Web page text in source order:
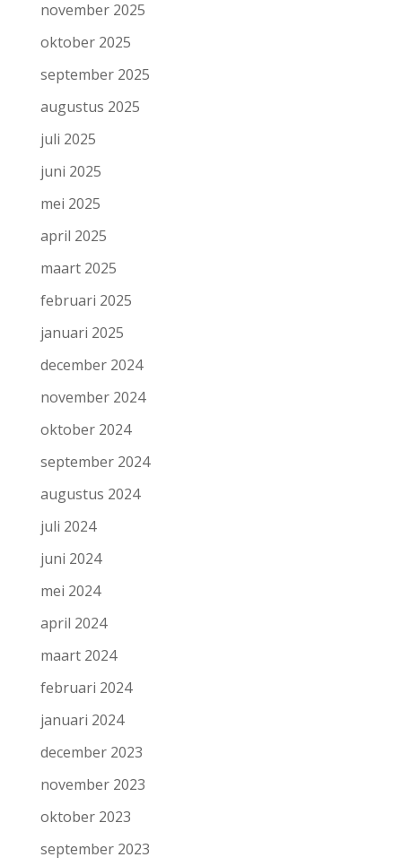
november 2025
oktober 2025
september 2025
augustus 2025
juli 2025
juni 2025
mei 2025
april 2025
maart 2025
februari 2025
januari 2025
december 2024
november 2024
oktober 2024
september 2024
augustus 2024
juli 2024
juni 2024
mei 2024
april 2024
maart 2024
februari 2024
januari 2024
december 2023
november 2023
oktober 2023
september 2023